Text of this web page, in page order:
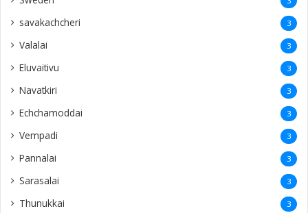
savakachcheri 3
Valalai 3
Eluvaitivu 3
Navatkiri 3
Echchamoddai 3
Vempadi 3
Pannalai 3
Sarasalai 3
Thunukkai 3